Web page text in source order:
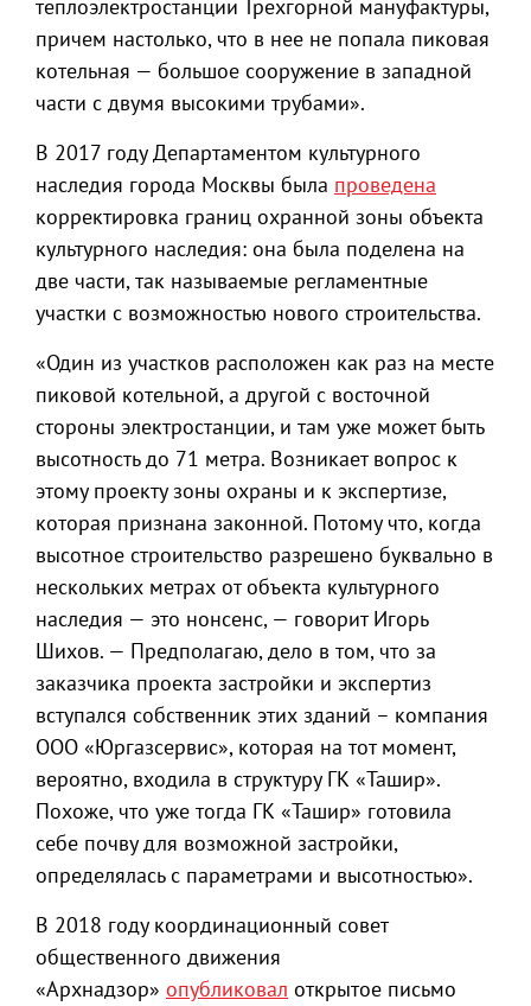
теплоэлектростанции Трехгорной мануфактуры,
причем настолько, что в нее не попала пиковая
котельная — большое сооружение в западной
части с двумя высокими трубами».
В 2017 году Департаментом культурного
наследия города Москвы была проведена
корректировка границ охранной зоны объекта
культурного наследия: она была поделена на
две части, так называемые регламентные
участки с возможностью нового строительства.
«Один из участков расположен как раз на месте
пиковой котельной, а другой с восточной
стороны электростанции, и там уже может быть
высотность до 71 метра. Возникает вопрос к
этому проекту зоны охраны и к экспертизе,
которая признана законной. Потому что, когда
высотное строительство разрешено буквально в
нескольких метрах от объекта культурного
наследия — это нонсенс, — говорит Игорь
Шихов. — Предполагаю, дело в том, что за
заказчика проекта застройки и экспертиз
вступался собственник этих зданий – компания
ООО «Юргазсервис», которая на тот момент,
вероятно, входила в структуру ГК «Ташир».
Похоже, что уже тогда ГК «Ташир» готовила
себе почву для возможной застройки,
определялась с параметрами и высотностью».
В 2018 году координационный совет
общественного движения
«Архнадзор» опубликовал открытое письмо